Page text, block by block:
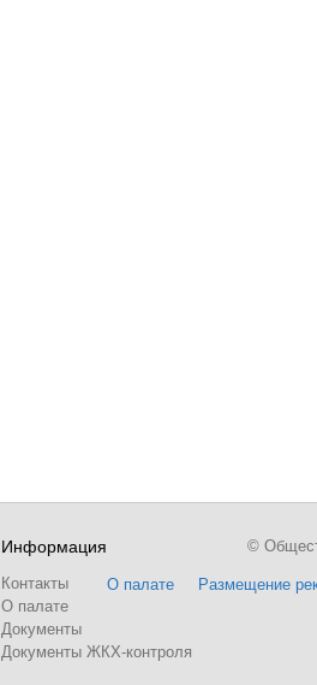
Информация
Контакты
О палате
Документы
Документы ЖКХ-контроля
О палате Размещение
©